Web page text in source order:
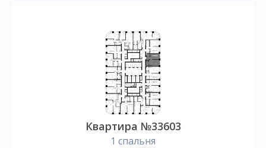
Квартира №33603
1 спальня